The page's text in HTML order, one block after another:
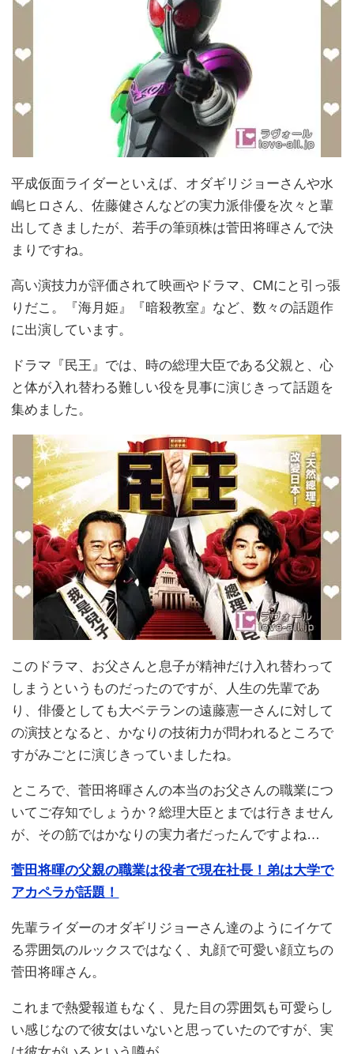
平成仮面ライダーといえば、オダギリジョーさんや水
嶋ヒロさん、佐藤健さんなどの実力派俳優を次々と輩
出してきましたが、若手の筆頭株は菅田将暉さんで決
まりですね。
高い演技力が評価されて映画やドラマ、CMにと引っ張
りだこ。『海月姫』『暗殺教室』など、数々の話題作
に出演しています。
ドラマ『民王』では、時の総理大臣である父親と、心
と体が入れ替わる難しい役を見事に演じきって話題を
集めました。
このドラマ、お父さんと息子が精神だけ入れ替わって
しまうというものだったのですが、人生の先輩であ
り、俳優としても大ベテランの遠藤憲一さんに対して
の演技となると、かなりの技術力が問われるところで
すがみごとに演じきっていましたね。
ところで、菅田将暉さんの本当のお父さんの職業につ
いてご存知でしょうか？総理大臣とまでは行きません
が、その筋ではかなりの実力者だったんですよね…
菅田将暉の父親の職業は役者で現在社長！弟は大学で
アカペラが話題！
先輩ライダーのオダギリジョーさん達のようにイケて
る雰囲気のルックスではなく、丸顔で可愛い顔立ちの
菅田将暉さん。
これまで熱愛報道もなく、見た目の雰囲気も可愛らし
い感じなので彼女はいないと思っていたのですが、実